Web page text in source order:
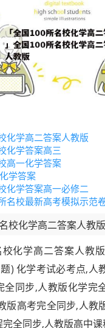
化学高二答案人教版
化学答案高三
高一化学答案
学答案
化学答案高一必修二
名校最新高考模拟示范
校化学高二答案人教
化学高二答案人教
) 化学考试必考点,人
全同步,人教版化学完
版高考完全同步,人教
全同步,人教版高中